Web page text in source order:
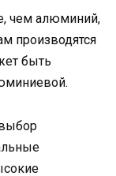
чем алюминий,
производятся
быть